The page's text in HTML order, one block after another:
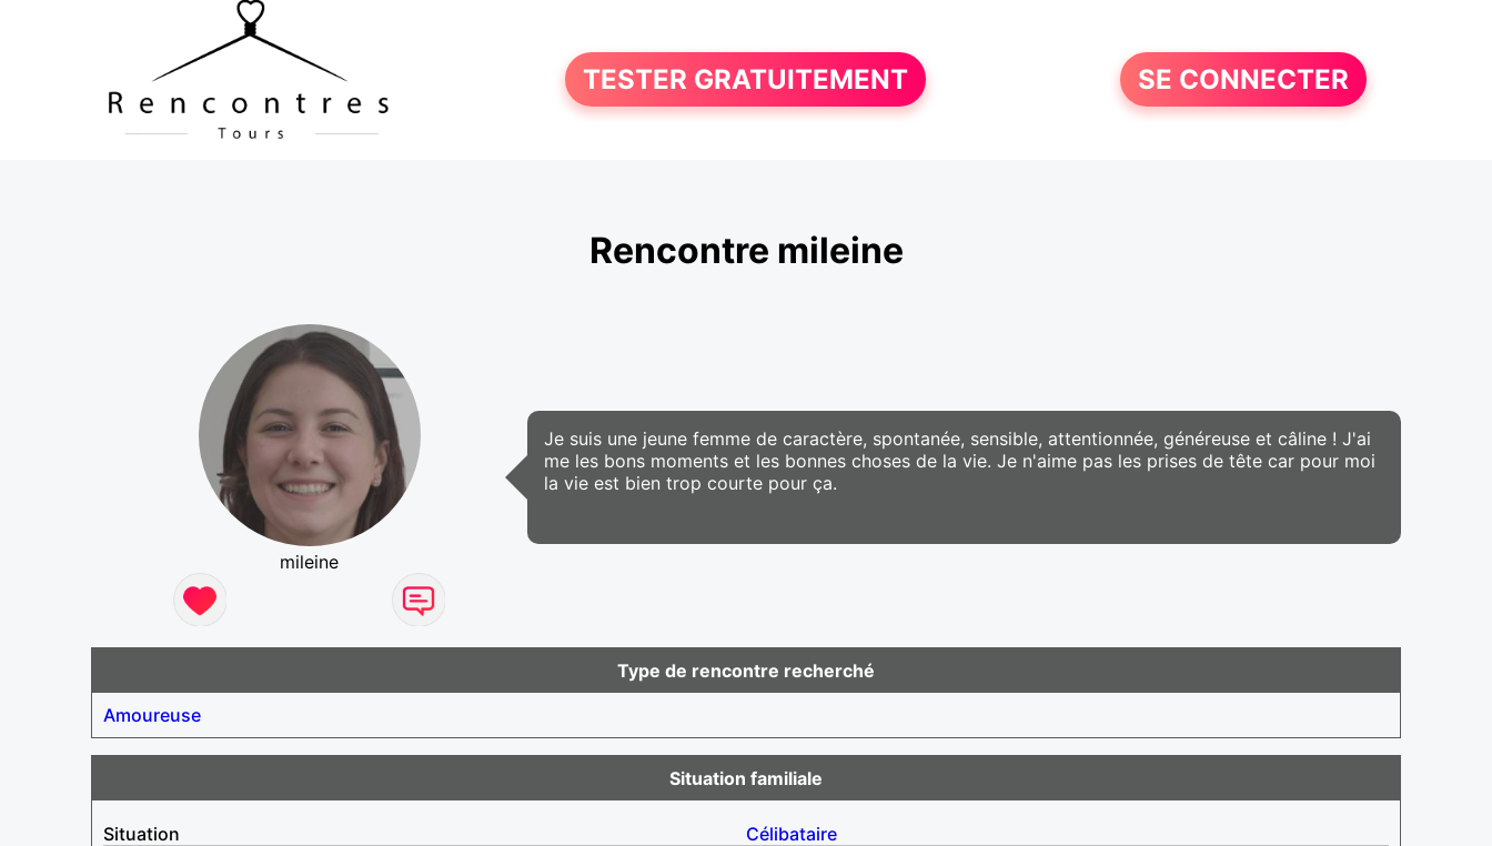
TESTER GRATUITEMENT SE CONNECTER
Rencontre mileine
mileine
Je suis une jeune femme de caractère, spontanée, sensible, attentionnée, généreuse et câline ! J'ai
me les bons moments et les bonnes choses de la vie. Je n'aime pas les prises de tête car pour moi
la vie est bien trop courte pour ça.
Type de rencontre recherché
Amoureuse
Situation familiale
Situation
Célibataire